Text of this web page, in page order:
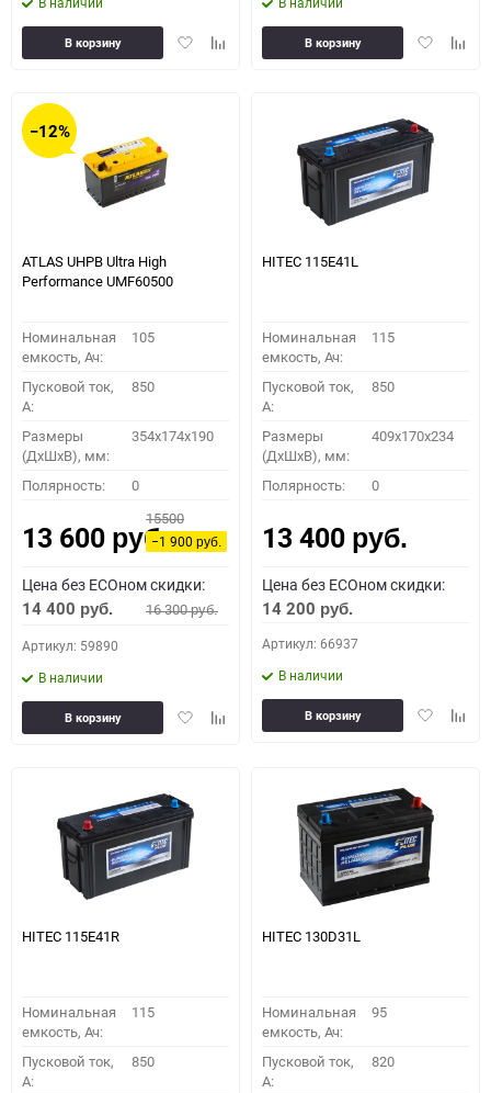
ДобавитьДобавить
В корзину
Добавить
В корзину
−12%
ATLAS UHPB Ultra High
Performance UMF60500
Номинальная
емкость, Ач:
105
Пусковой ток,
A:
850
Размеры
(ДхШхВ), мм:
354x174x190
Полярность: 0
13 600 руб.
15500
−1 900руб.
Цена без ECOном скидки:
14 400 руб. 16 300руб.
Артикул: 59890
В наличии
ДобавитьДобавить
В корзину
HITEC 115E41L
Номинальная
емкость, Ач:
115
Пусковой ток,
A:
850
Размеры
(ДхШхВ), мм:
409x170x234
Полярность: 0
13 400 руб.
Цена без ECOном скидки:
14 200 руб.
Артикул: 66937
В наличии
Добавить
В корзину
HITEC 115E41R
Номинальная
емкость, Ач:
115
Пусковой ток,
A:
850
HITEC 130D31L
Номинальная
емкость, Ач:
95
Пусковой ток,
A:
820